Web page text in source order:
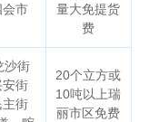
会市
量大免提货
费
沙街
安街
主街
20个立方或
10吨以上瑞
丽市区免费